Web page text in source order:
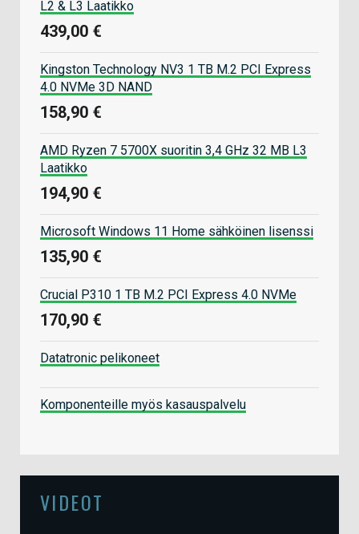
L2 & L3 Laatikko
439,00 €
Kingston Technology NV3 1 TB M.2 PCI Express
4.0 NVMe 3D NAND
158,90 €
AMD Ryzen 7 5700X suoritin 3,4 GHz 32 MB L3
Laatikko
194,90 €
Microsoft Windows 11 Home sähköinen lisenssi
135,90 €
Crucial P310 1 TB M.2 PCI Express 4.0 NVMe
170,90 €
Datatronic pelikoneet
Komponenteille myös kasauspalvelu
VIDEOT